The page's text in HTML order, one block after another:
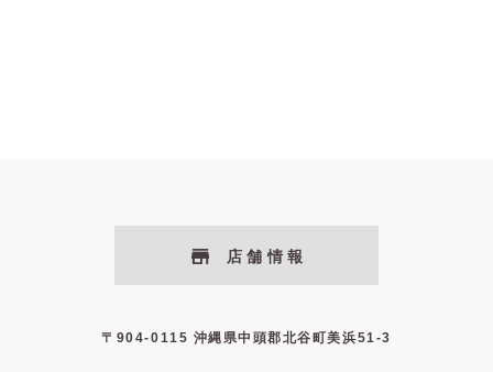
店舗情報
〒904-0115 沖縄県中頭郡北谷町美浜51-3